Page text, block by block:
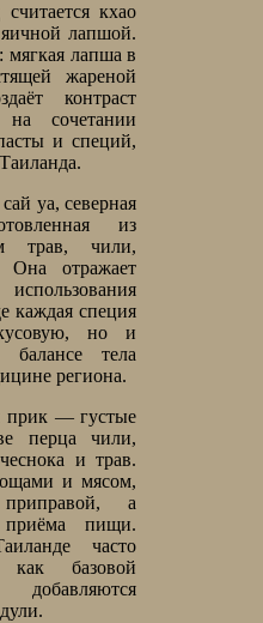
кхао
лапшой.
мягкая лапша в
жареной
контраст
сочетании
и специй,
уа, северная
из
трав, чили,
Она отражает
каждая специя
но и
тела
региона.
прик — густые
перца чили,
и трав.
и мясом,
а
приёма пищи.
часто
как базовой